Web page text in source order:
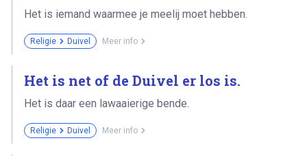
Het is iemand waarmee je meelij moet hebben.
Religie Duivel Meer info
Het is net of de Duivel er los is.
Het is daar een lawaaierige bende.
Religie Duivel Meer info